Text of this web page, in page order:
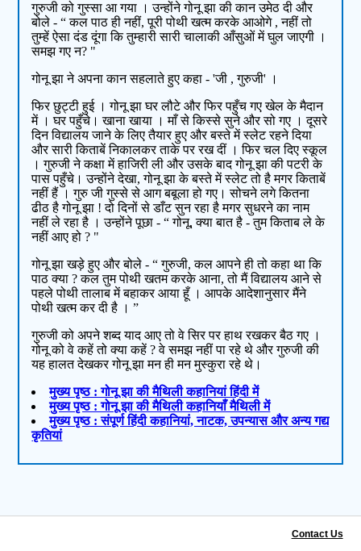
गुरुजी को गुस्सा आ गया । उन्होंने गोनू झा की कान उमेठ दी और
बोले - “ कल पाठ ही नहीं, पूरी पोथी खत्म करके आओगे , नहीं तो
तुम्हें ऐसा दंड दूंगा कि तुम्हारी सारी चालाकी आँसुओं में घुल जाएगी ।
समझ गए न? "
गोनू झा ने अपना कान सहलाते हुए कहा - 'जी , गुरुजी' ।
फिर छुट्टी हुई । गोनू झा घर लौटे और फिर पहुँच गए खेल के मैदान
में । घर पहुँचे। खाना खाया । माँ से किस्से सुने और सो गए । दूसरे
दिन विद्यालय जाने के लिए तैयार हुए और बस्ते में स्लेट रहने दिया
और सारी किताबें निकालकर ताके पर रख दीं । फिर चल दिए स्कूल
। गुरुजी ने कक्षा में हाजिरी ली और उसके बाद गोनू झा की पटरी के
पास पहुँचे। उन्होंने देखा, गोनू झा के बस्ते में स्लेट तो है मगर किताबें
नहीं हैं । गुरु जी गुस्से से आग बबूला हो गए। सोचने लगे कितना
ढीठ है गोनू झा ! दो दिनों से डाँट सुन रहा है मगर सुधरने का नाम
नहीं ले रहा है । उन्होंने पूछा - “ गोनू, क्या बात है - तुम किताब ले के
नहीं आए हो ? "
गोनू झा खड़े हुए और बोले - “ गुरुजी, कल आपने ही तो कहा था कि
पाठ क्या ? कल तुम पोथी खतम करके आना, तो मैं विद्यालय आने से
पहले पोथी तालाब में बहाकर आया हूँ । आपके आदेशानुसार मैंने
पोथी खत्म कर दी है । ”
गुरुजी को अपने शब्द याद आए तो वे सिर पर हाथ रखकर बैठ गए ।
गोनू को वे कहें तो क्या कहें ? वे समझ नहीं पा रहे थे और गुरुजी की
यह हालत देखकर गोनू झा मन ही मन मुस्कुरा रहे थे।
मुख्य पृष्ठ : गोनू झा की मैथिली कहानियां हिंदी में
मुख्य पृष्ठ : गोनू झा की मैथिली कहानियाँ मैथिली में
मुख्य पृष्ठ : संपूर्ण हिंदी कहानियां, नाटक, उपन्यास और अन्य गद्य
कृतियां
Contact Us